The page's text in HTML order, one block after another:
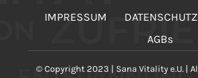
IMPRESSUM DATENSCHUTZ
AGBs
© Copyright 2023 | Sana Vitality e.U.|